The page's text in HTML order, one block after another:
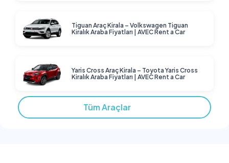
Tiguan Araç Kirala – Volkswagen Tiguan
Kiralık Araba Fiyatları | AVEC Rent a Car
Yaris Cross Araç Kirala – Toyota Yaris Cross
Kiralık Araba Fiyatları | AVEC Rent a Car
Tüm Araçlar